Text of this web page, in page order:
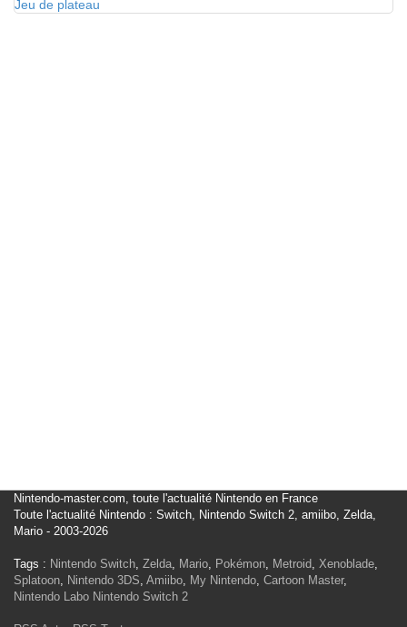
Jeu de plateau
Nintendo-master.com, toute l'actualité Nintendo en France
Toute l'actualité Nintendo : Switch, Nintendo Switch 2, amiibo, Zelda,
Mario - 2003-2026
Tags : Nintendo Switch, Zelda, Mario, Pokémon, Metroid, Xenoblade,
Splatoon, Nintendo 3DS, Amiibo, My Nintendo, Cartoon Master,
Nintendo Labo Nintendo Switch 2